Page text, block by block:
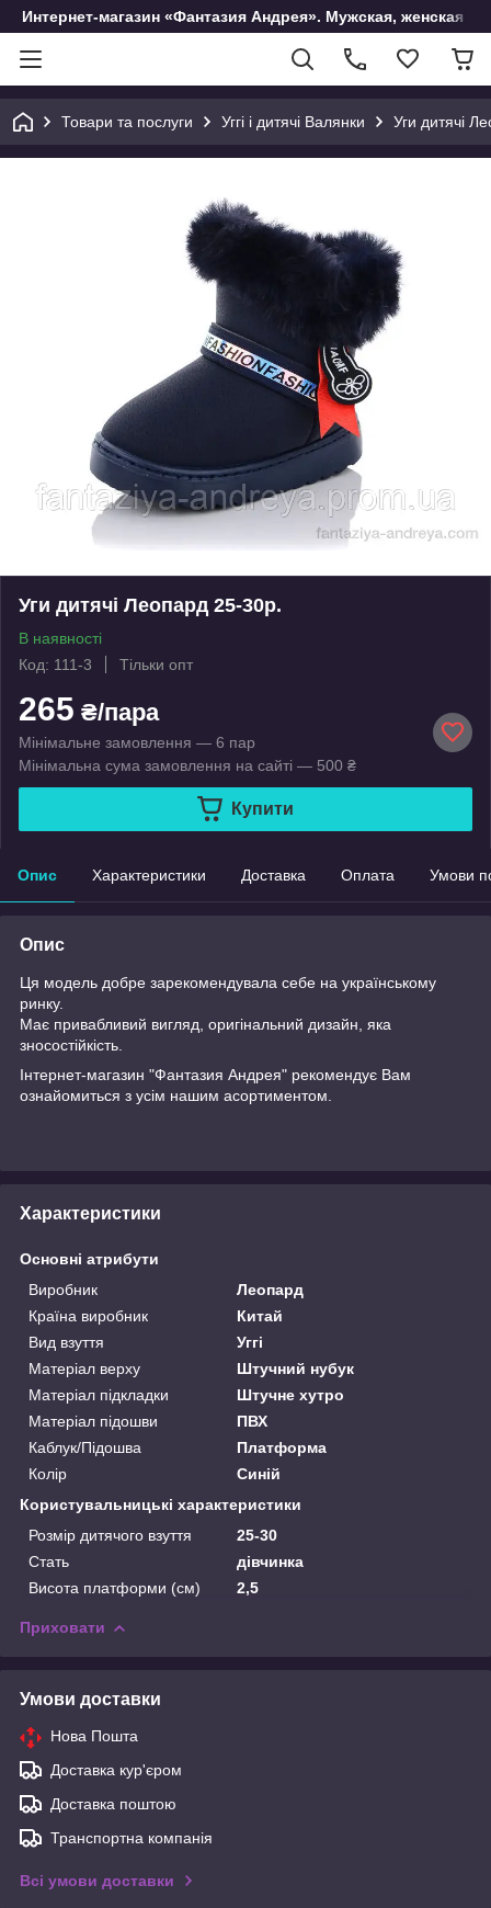
Интернет-магазин «Фантазия Андрея». Мужская, женская и
Товари та послуги Уггі і дитячі Валянки Уги дитячі
Уги дитячі Леопард 25-30р.
В наявності
Код: 111-3
Тільки опт
265 ₴/пара
Мінімальне замовлення — 6 пар
Мінімальна сума замовлення на сайті — 500 ₴
Купити
Опис Характеристики Доставка Оплата Умови
Опис
Ця модель добре зарекомендувала себе на українському
ринку.
Має привабливий вигляд, оригінальний дизайн, яка
зносостійкість.
Інтернет-магазин "Фантазия Андрея" рекомендує Вам
ознайомиться з усім нашим асортиментом.
Характеристики
Основні атрибути
Виробник
Леопард
Країна виробник
Китай
Вид взуття
Уггі
Матеріал верху
Штучний нубук
Матеріал підкладки
Штучне хутро
Матеріал підошви
ПВХ
Каблук/Підошва
Платформа
Колір
Синій
Користувальницькі характеристики
Розмір дитячого взуття
25-30
Стать
дівчинка
Висота платформи (см)
2,5
Приховати
Умови доставки
Нова Пошта
Доставка кур'єром
Доставка поштою
Транспортна компанія
Всі умови доставки